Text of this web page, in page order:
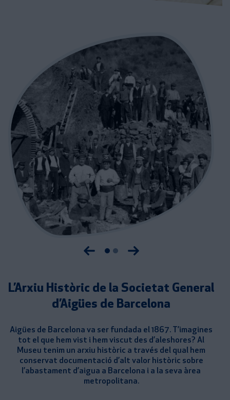
L’Arxiu Històric de la Societat General
d’Aigües de Barcelona
Aigües de Barcelona va ser fundada el 1867. T’imagines
tot el que hem vist i hem viscut des d’aleshores? Al
Museu tenim un arxiu històric a través del qual hem
conservat documentació d’alt valor històric sobre
l’abastament d’aigua a Barcelona i a la seva àrea
metropolitana.
Anterior imatge Següent imatge